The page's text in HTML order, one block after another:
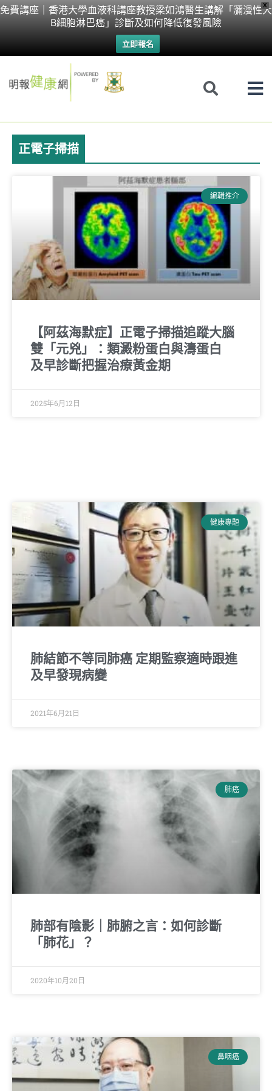
X
免費講座｜香港大學血液科講座教授梁如鴻醫生講解「瀰漫性大
B細胞淋巴癌」診斷及如何降低復發風險
立即報名
Skip
正電子掃描
編輯推介
【阿茲海默症】正電子掃描追蹤大腦
雙「元兇」：類澱粉蛋白與濤蛋白
及早診斷把握治療黃金期
2025年6月12日
健康專題
肺結節不等同肺癌 定期監察適時跟進
及早發現病變
2021年6月21日
肺癌
肺部有陰影｜肺腑之言：如何診斷
「肺花」？
2020年10月20日
鼻咽癌